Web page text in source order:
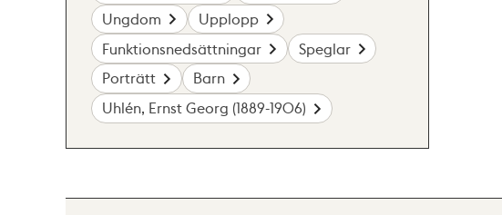
Ungdom
Upplopp
Funktionsnedsättningar
Speglar
Porträtt
Barn
Uhlén, Ernst Georg (1889-1906)